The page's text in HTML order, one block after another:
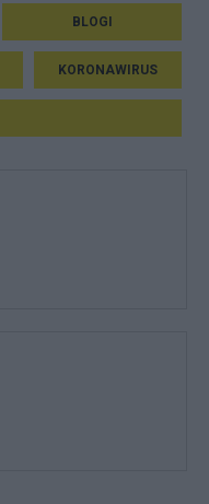
BLOGI
KORONAWIRUS